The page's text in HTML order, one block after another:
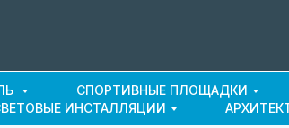
СПОРТИВНЫЕ ПЛОЩАДКИ
ИНСТАЛЛЯЦИИ